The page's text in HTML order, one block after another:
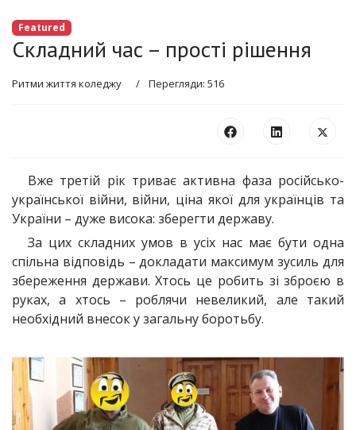
Featured
Складний час – прості рішення
Ритми життя коледжу Перегляди: 516
Вже третій рік триває активна фаза російсько-
української війни, війни, ціна якої для українців та
України – дуже висока: зберегти державу.
За цих складних умов в усіх нас має бути одна
спільна відповідь – докладати максимум зусиль для
збереження держави. Хтось це робить зі зброєю в
руках, а хтось – роблячи невеликий, але такий
необхідний внесок у загальну боротьбу.